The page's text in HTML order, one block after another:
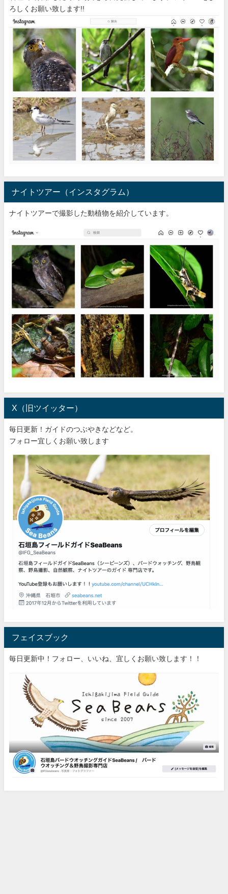
ろしくお願い致します!!
ナイトツアー（インスタグラム）
ナイトツアーで撮影した動植物を紹介しています。
X（旧ツイッター）
毎日更新！ガイドのつぶやきなどなど。
フォロー宜しくお願い致します
フェイスブック
毎日更新中！フォロー、いいね、宜しくお願い致します！！